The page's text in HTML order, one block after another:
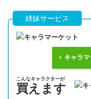
姉妹サービス
キャラ
こんなキャラクターが
買えます